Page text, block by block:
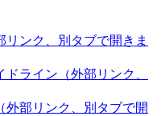
リンク、別タブで開きま
ドライン （外部リンク、
（外部リンク、別タブで開